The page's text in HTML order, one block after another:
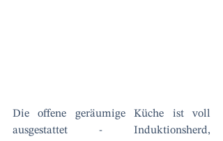
Die offene geräumige Küche ist voll
ausgestattet - Induktionsherd,